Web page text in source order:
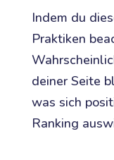
Indem du
Praktiken
deiner Seite
was sich
Ranking